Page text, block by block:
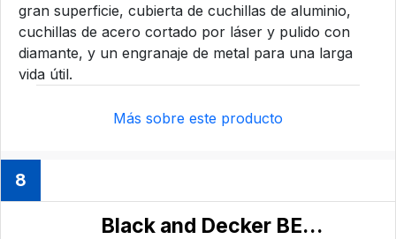
gran superficie, cubierta de cuchillas de aluminio,
cuchillas de acero cortado por láser y pulido con
diamante, y un engranaje de metal para una larga
vida útil.
Más sobre este producto
8
Black and Decker ‎BEHTS501-QS